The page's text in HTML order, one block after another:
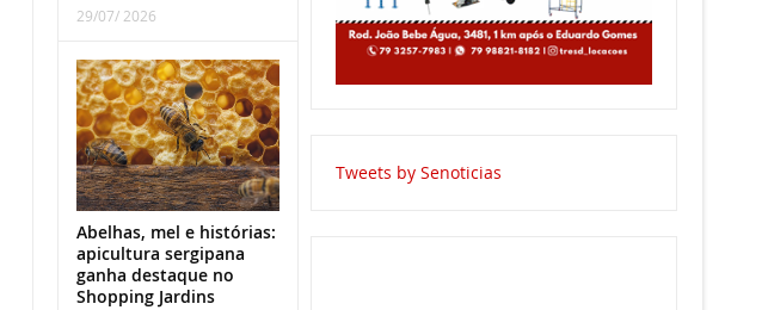
29/07/ 2026
Abelhas, mel e histórias:
apicultura sergipana
ganha destaque no
Shopping Jardins
Tweets by Senoticias